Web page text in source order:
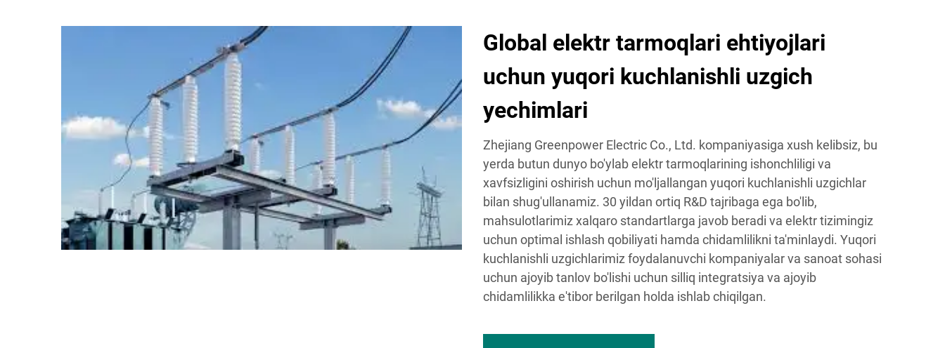
Global elektr tarmoqlari ehtiyojlari
uchun yuqori kuchlanishli uzgich
yechimlari
Zhejiang Greenpower Electric Co., Ltd. kompaniyasiga xush kelibsiz, bu
yerda butun dunyo bo'ylab elektr tarmoqlarining ishonchliligi va
xavfsizligini oshirish uchun mo'ljallangan yuqori kuchlanishli uzgichlar
bilan shug'ullanamiz. 30 yildan ortiq R&D tajribaga ega bo'lib,
mahsulotlarimiz xalqaro standartlarga javob beradi va elektr tizimingiz
uchun optimal ishlash qobiliyati hamda chidamlilikni ta'minlaydi. Yuqori
kuchlanishli uzgichlarimiz foydalanuvchi kompaniyalar va sanoat sohasi
uchun ajoyib tanlov bo'lishi uchun silliq integratsiya va ajoyib
chidamlilikka e'tibor berilgan holda ishlab chiqilgan.